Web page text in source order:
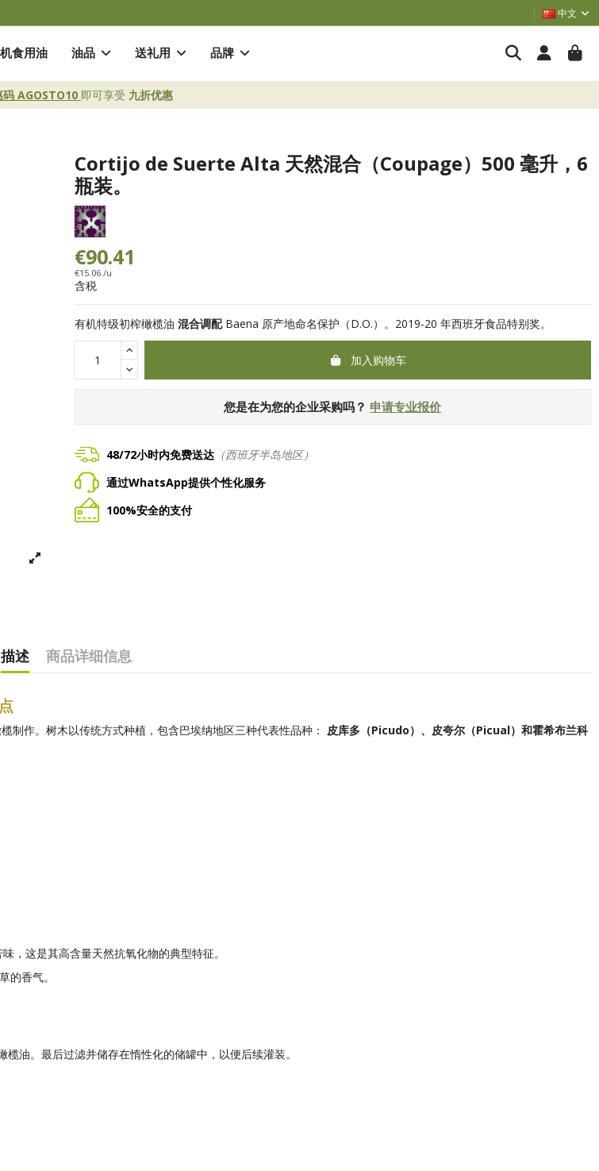
中文
食用油 油品 送礼用 品牌
码 AGOSTO10 即可享受 九折优惠
Cortijo de Suerte Alta 天然混合（Coupage）500 毫升，6
瓶装。
€90.41
€15.06 /u
含税
有机特级初榨橄榄油 混合调配Baena 原产地命名保护（D.O.）。2019-20 年西班牙食品特别奖。
加入购物车
您是在为您的企业采购吗？ 申请专业报价
48/72小时内免费送达（西班牙半岛地区）
通过WhatsApp提供个性化服务
100%安全的支付
描述 商品详细信息
制作。树木以传统方式种植，包含巴埃纳地区三种代表性品种：
皮库多（Picudo）、皮夸尔（Picual）和霍希布兰科
，这是其高含量天然抗氧化物的典型特征。
的香气。
油。最后过滤并储存在惰性化的储罐中，以便后续灌装。